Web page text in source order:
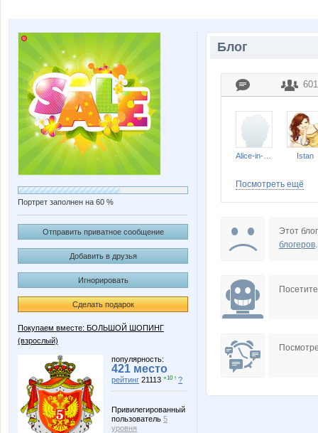
Портрет заполнен на 60 %
Отправить приватное сообщение
Добавить в друзья
Игнорировать
Сделать подарок
Покупаем вместе: БОЛЬШОЙ ШОПИНГ
(взрослый)
популярность:
421 место
рейтинг 21113 +10 ↑ ?
Привилегированный
пользователь 5
уровня
Блог
601
Istan
suricat
Посмотреть ещё
Этот
блогеров.